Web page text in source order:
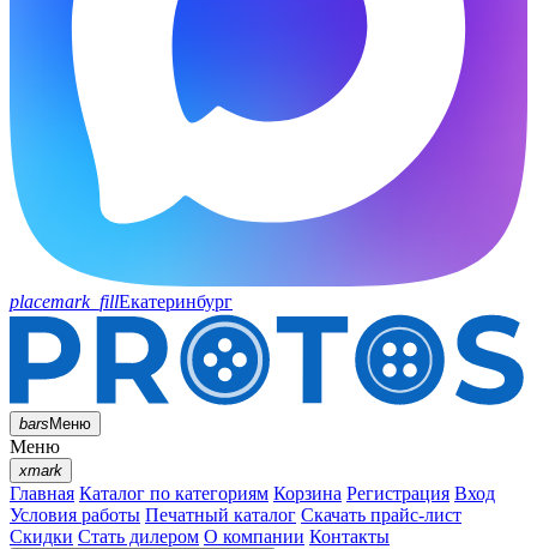
placemark_fillЕкатеринбург
barsМеню
Меню
xmark
Главная Каталог по категориям Корзина Регистрация Вход
Условия работы Печатный каталог Скачать прайс-лист
Скидки Стать дилером О компании Контакты